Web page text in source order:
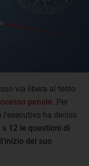
via libera al testo
penale . Per
ha deciso
a 12 le questioni di
del suo